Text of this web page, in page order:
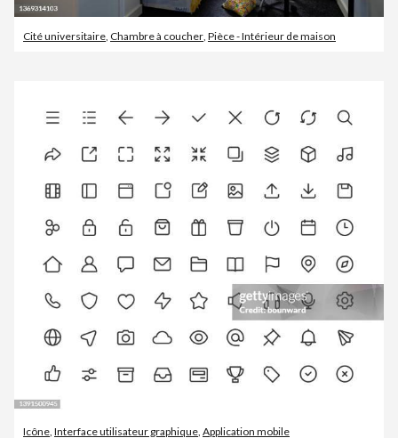
Cité universitaire, Chambre à coucher, Pièce - Intérieur de maison
Icône Interface utilisateur graphique Application mobile